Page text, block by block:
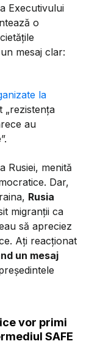
Executivului
o
mesaj clar:
la
„rezistența
au
Rusiei, menită
Dar,
Rusia
migranții ca
să apreciez
Ați reacționat
un mesaj
vor primi
SAFE